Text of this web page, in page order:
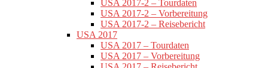
USA 2017-2 – Tourdaten
USA 2017-2 – Vorbereitung
USA 2017-2 – Reisebericht
USA 2017
USA 2017 – Tourdaten
USA 2017 – Vorbereitung